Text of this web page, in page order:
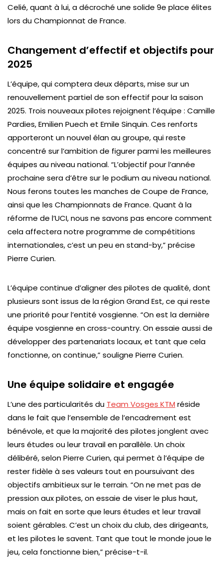
Celié, quant à lui, a décroché une solide 9e place élites
lors du Championnat de France.
Changement d’effectif et objectifs pour
2025
L’équipe, qui comptera deux départs, mise sur un
renouvellement partiel de son effectif pour la saison
2025. Trois nouveaux pilotes rejoignent l’équipe : Camille
Pardies, Emilien Puech et Emile Sinquin. Ces renforts
apporteront un nouvel élan au groupe, qui reste
concentré sur l’ambition de figurer parmi les meilleures
équipes au niveau national. “L’objectif pour l’année
prochaine sera d’être sur le podium au niveau national.
Nous ferons toutes les manches de Coupe de France,
ainsi que les Championnats de France. Quant à la
réforme de l’UCI, nous ne savons pas encore comment
cela affectera notre programme de compétitions
internationales, c’est un peu en stand-by,”précise
Pierre Curien.
L’équipe continue d’aligner des pilotes de qualité, dont
plusieurs sont issus de la région Grand Est, ce qui reste
une priorité pour l’entité vosgienne. “On est la dernière
équipe vosgienne en cross-country. On essaie aussi de
développer des partenariats locaux, et tant que cela
fonctionne, on continue,”souligne Pierre Curien.
Une équipe solidaire et engagée
L’une des particularités du Team Vosges KTM réside
dans le fait que l’ensemble de l’encadrement est
bénévole, et que la majorité des pilotes jonglent avec
leurs études ou leur travail en parallèle. Un choix
délibéré, selon Pierre Curien, qui permet à l’équipe de
rester fidèle à ses valeurs tout en poursuivant des
objectifs ambitieux sur le terrain. “On ne met pas de
pression aux pilotes, on essaie de viser le plus haut,
mais on fait en sorte que leurs études et leur travail
soient gérables. C’est un choix du club, des dirigeants,
et les pilotes le savent. Tant que tout le monde joue le
jeu, cela fonctionne bien,”précise-t-il.